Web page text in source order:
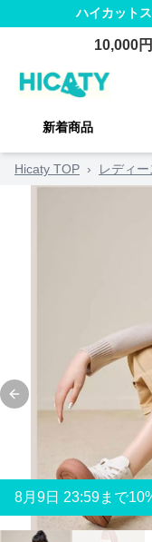
ハイカット
10,000
新着商品
Hicaty TOP › レディ
Previous slide
8月 9日 23:59まで